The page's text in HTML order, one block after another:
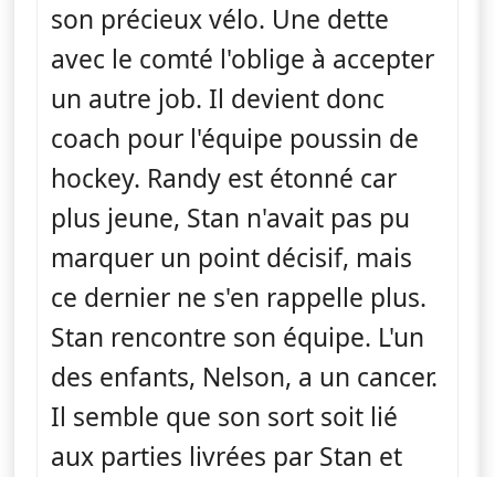
son précieux vélo. Une dette
avec le comté l'oblige à accepter
un autre job. Il devient donc
coach pour l'équipe poussin de
hockey. Randy est étonné car
plus jeune, Stan n'avait pas pu
marquer un point décisif, mais
ce dernier ne s'en rappelle plus.
Stan rencontre son équipe. L'un
des enfants, Nelson, a un cancer.
Il semble que son sort soit lié
aux parties livrées par Stan et